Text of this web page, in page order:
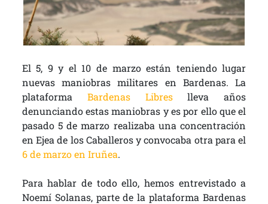
El 5, 9 y el 10 de marzo están teniendo lugar
nuevas maniobras militares en Bardenas. La
plataforma Bardenas Libreslleva años
denunciando estas maniobras y es por ello que el
pasado 5 de marzo realizaba una concentración
en Ejea de los Caballeros y convocaba otra para el
6 de marzo en Iruñea.
Para hablar de todo ello, hemos entrevistado a
Noemí Solanas, parte de la plataforma Bardenas